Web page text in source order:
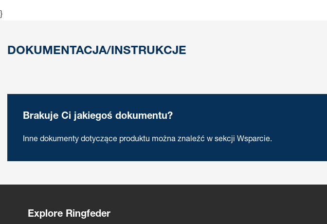
}
DOKUMENTACJA/INSTRUKCJE
Brakuje Ci jakiegoś dokumentu?
Inne dokumenty dotyczące produktu można znaleźć w sekcji Wsparcie.
Explore Ringfeder